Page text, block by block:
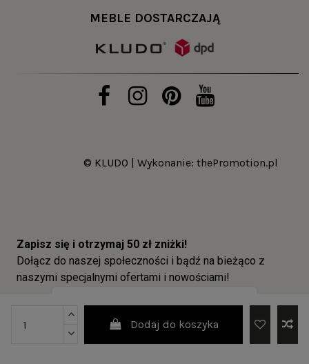
Dodaj do koszyka
MEBLE DOSTARCZAJĄ
© KLUDO | Wykonanie: thePromotion.pl